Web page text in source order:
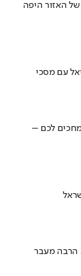
האזור היפה
לכם –
הרבה מעבר